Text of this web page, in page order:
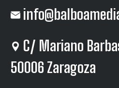
C/ Mariano
50006 Zaragoza